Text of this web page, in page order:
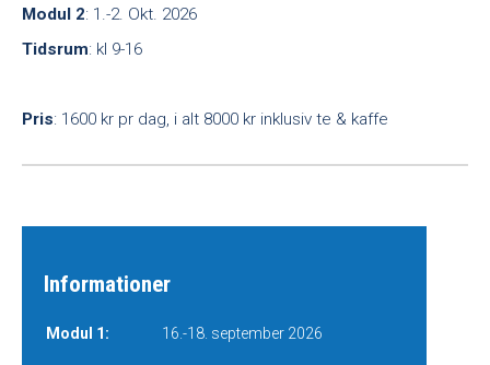
Modul 2: 1.-2. Okt. 2026
Tidsrum: kl 9-16
Pris: 1600 kr pr dag, i alt 8000 kr inklusiv te & kaffe
Informationer
Modul 1: 16.-18. september 2026